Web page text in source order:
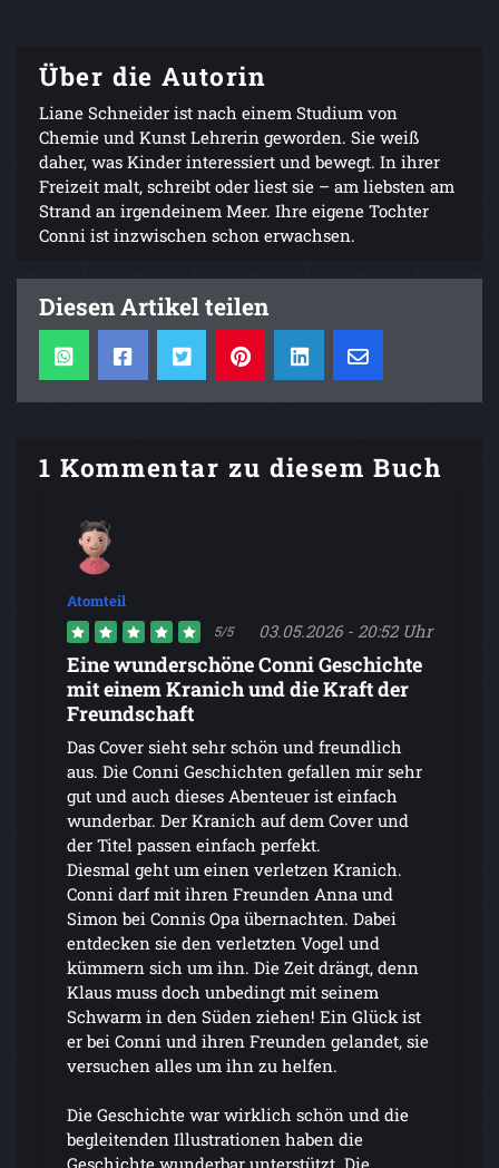
Über die Autorin
Liane Schneider ist nach einem Studium von
Chemie und Kunst Lehrerin geworden. Sie weiß
daher, was Kinder interessiert und bewegt. In ihrer
Freizeit malt, schreibt oder liest sie – am liebsten am
Strand an irgendeinem Meer. Ihre eigene Tochter
Conni ist inzwischen schon erwachsen.
Diesen Artikel teilen
1 Kommentar zu diesem Buch
Atomteil
5/5 03.05.2026 - 20:52 Uhr
Eine wunderschöne Conni Geschichte
mit einem Kranich und die Kraft der
Freundschaft
Das Cover sieht sehr schön und freundlich
aus. Die Conni Geschichten gefallen mir sehr
gut und auch dieses Abenteuer ist einfach
wunderbar. Der Kranich auf dem Cover und
der Titel passen einfach perfekt.
Diesmal geht um einen verletzen Kranich.
Conni darf mit ihren Freunden Anna und
Simon bei Connis Opa übernachten. Dabei
entdecken sie den verletzten Vogel und
kümmern sich um ihn. Die Zeit drängt, denn
Klaus muss doch unbedingt mit seinem
Schwarm in den Süden ziehen! Ein Glück ist
er bei Conni und ihren Freunden gelandet, sie
versuchen alles um ihn zu helfen.
Die Geschichte war wirklich schön und die
begleitenden Illustrationen haben die
Geschichte wunderbar unterstützt. Die